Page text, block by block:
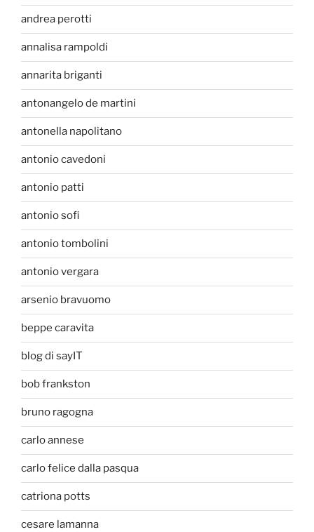
andrea perotti
annalisa rampoldi
annarita briganti
antonangelo de martini
antonella napolitano
antonio cavedoni
antonio patti
antonio sofi
antonio tombolini
antonio vergara
arsenio bravuomo
beppe caravita
blog di sayIT
bob frankston
bruno ragogna
carlo annese
carlo felice dalla pasqua
catriona potts
cesare lamanna